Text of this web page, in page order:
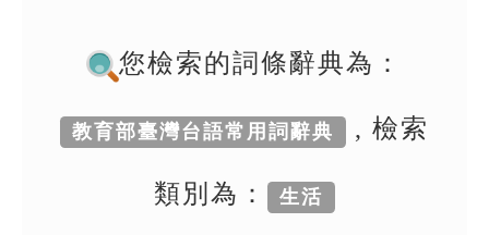
您檢索的詞條辭典為：
教育部臺灣台語常用詞辭典 , 檢索
類別為： 生活